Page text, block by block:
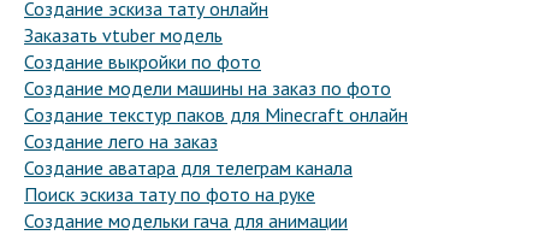
Создание эскиза тату онлайн
Заказать vtuber модель
Создание выкройки по фото
Создание модели машины на заказ по фото
Создание текстур паков для Minecraft онлайн
Создание лего на заказ
Создание аватара для телеграм канала
Поиск эскиза тату по фото на руке
Создание модельки гача для анимации